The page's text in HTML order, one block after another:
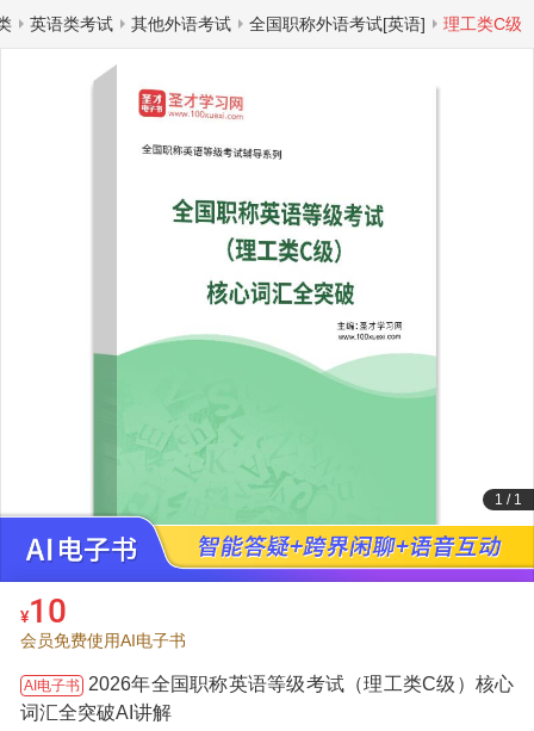
英语类考试 其他外语考试 全国职称外语考试[英语] 理工类C级
1 / 1
¥10
会员免费使用AI电子书
AI电子书 2026年全国职称英语等级考试（理工类C级）核心
词汇全突破AI讲解